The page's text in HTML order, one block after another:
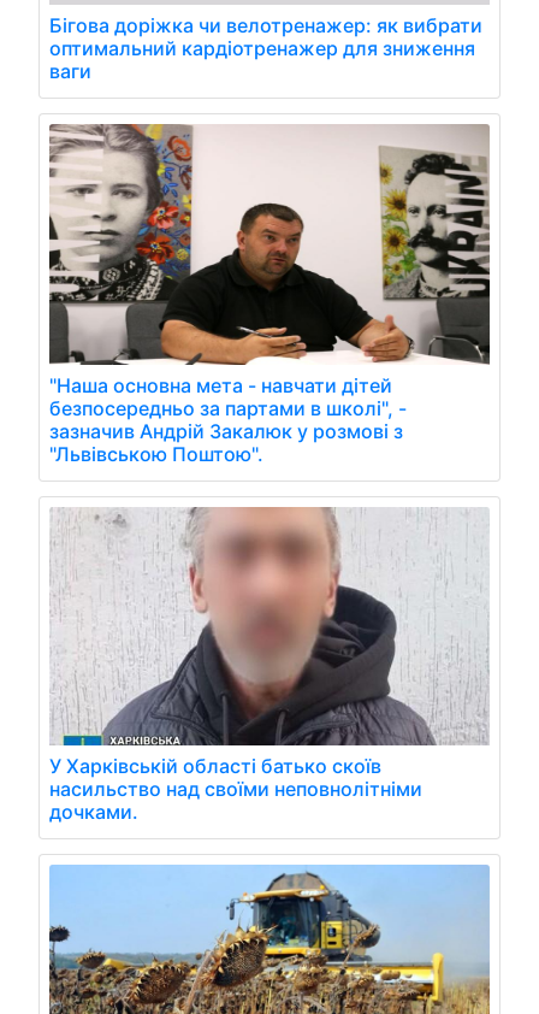
Бігова доріжка чи велотренажер: як вибрати
оптимальний кардіотренажер для зниження
ваги
"Наша основна мета - навчати дітей
безпосередньо за партами в школі", -
зазначив Андрій Закалюк у розмові з
"Львівською Поштою".
У Харківській області батько скоїв
насильство над своїми неповнолітніми
дочками.